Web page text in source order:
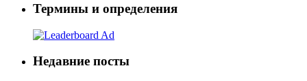
Термины и определения
Недавние посты